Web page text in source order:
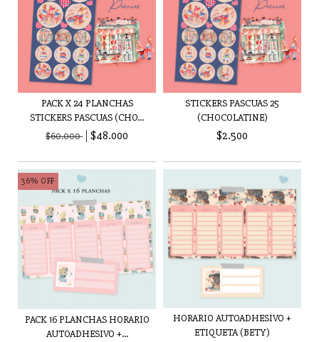
PACK X 24 PLANCHAS
STICKERS PASCUAS (CHO...
$60.000
$48.000
STICKERS PASCUAS 25
(CHOCOLATINE)
$2.500
36% OFF
PACK 16 PLANCHAS HORARIO
AUTOADHESIVO +...
HORARIO AUTOADHESIVO +
ETIQUETA (BETY)